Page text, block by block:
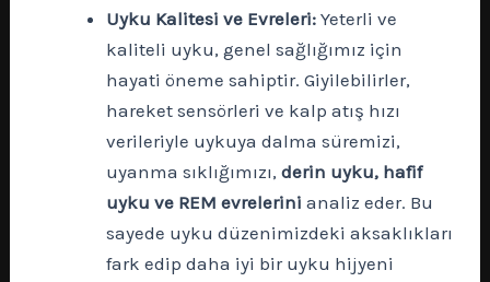
Uyku Kalitesi ve Evreleri: Yeterli ve
kaliteli uyku, genel sağlığımız için
hayati öneme sahiptir. Giyilebilirler,
hareket sensörleri ve kalp atış hızı
verileriyle uykuya dalma süremizi,
uyanma sıklığımızı,derin uyku, hafif
uyku ve REM evrelerini analiz eder. Bu
sayede uyku düzenimizdeki aksaklıkları
fark edip daha iyi bir uyku hijyeni